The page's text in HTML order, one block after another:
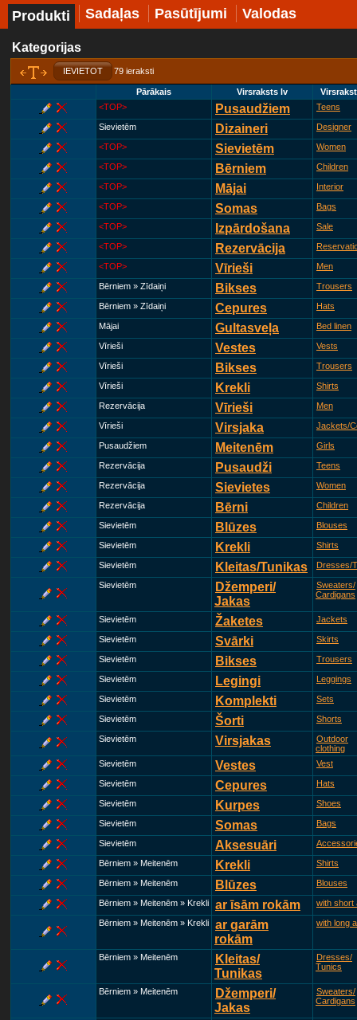
Produkti Sadaļas Pasūtījumi Valodas
Kategorijas
IEVIETOT 79 ieraksti
Pārākais Virsraksts lv
<TOP>
Pusaudžiem Teens
Sievietēm Dizaineri Designer
<TOP> Sievietēm Women
<TOP> Bērniem Children
<TOP> Mājai Interior
<TOP> Somas Bags
<TOP> Izpārdošana Sale
<TOP> Rezervācija
<TOP> Vīrieši Men
Bērniem » Zīdaiņi Bikses Trousers
Bērniem » Zīdaiņi Cepures Hats
Mājai Gultasveļa Bed linen
Vīrieši Vestes Vests
Vīrieši Bikses Trousers
Vīrieši Krekli Shirts
Rezervācija Vīrieši Men
Vīrieši Virsjaka Jackets/
Pusaudžiem Meitenēm Girls
Rezervācija Pusaudži Teens
Rezervācija Sievietes Women
Rezervācija Bērni Children
Sievietēm Blūzes Blouses
Sievietēm Krekli Shirts
Sievietēm Kleitas/Tunikas Dresses/
Sievietēm
Džemperi/
Jakas
Sweaters/
Cardigans
Sievietēm Žaketes Jackets
Sievietēm Svārki Skirts
Sievietēm Bikses Trousers
Sievietēm Legingi Leggings
Sievietēm Komplekti Sets
Sievietēm Šorti Shorts
Sievietēm Virsjakas
Outdoor
clothing
Sievietēm
Vestes Vest
Sievietēm Cepures Hats
Sievietēm Kurpes Shoes
Sievietēm Somas Bags
Sievietēm Aksesuāri
Bērniem » Meitenēm Krekli Shirts
Bērniem » Meitenēm Blūzes Blouses
Bērniem » Meitenēm » Krekli ar īsām rokām with short
Bērniem » Meitenēm » Krekli
ar garām
rokām
with long
Bērniem » Meitenēm
Kleitas/
Tunikas
Dresses/
Tunics
Bērniem » Meitenēm
Džemperi/
Jakas
Sweaters/
Cardigans